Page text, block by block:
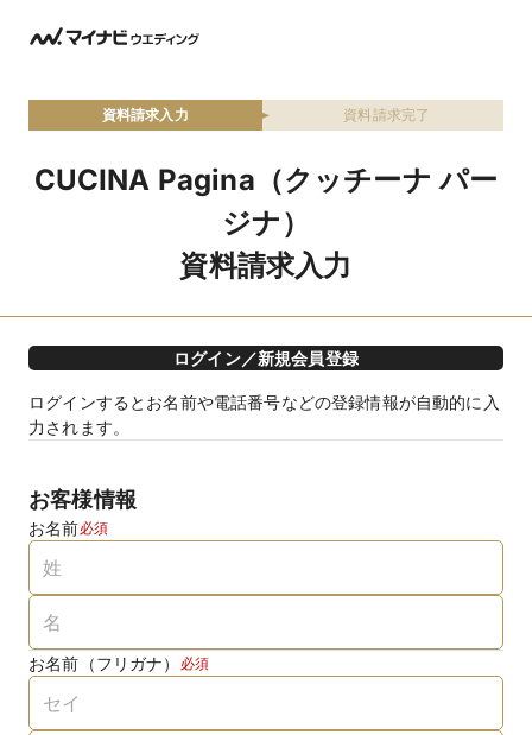
資料請求入力 資料請求完了
CUCINA Pagina（クッチーナ パー
ジナ）
資料請求入力
ログイン／新規会員登録
ログインするとお名前や電話番号などの登録情報が自動的に入
力されます。
お客様情報
お名前必須
お名前（フリガナ） 必須